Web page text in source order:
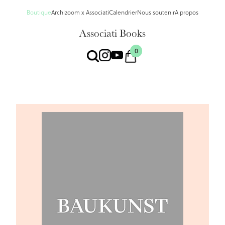
BoutiqueArchizoom x AssociatiCalendrierNous soutenirA propos
Associati Books
0